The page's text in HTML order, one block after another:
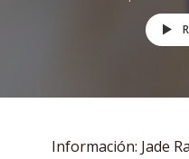
Información: Jade